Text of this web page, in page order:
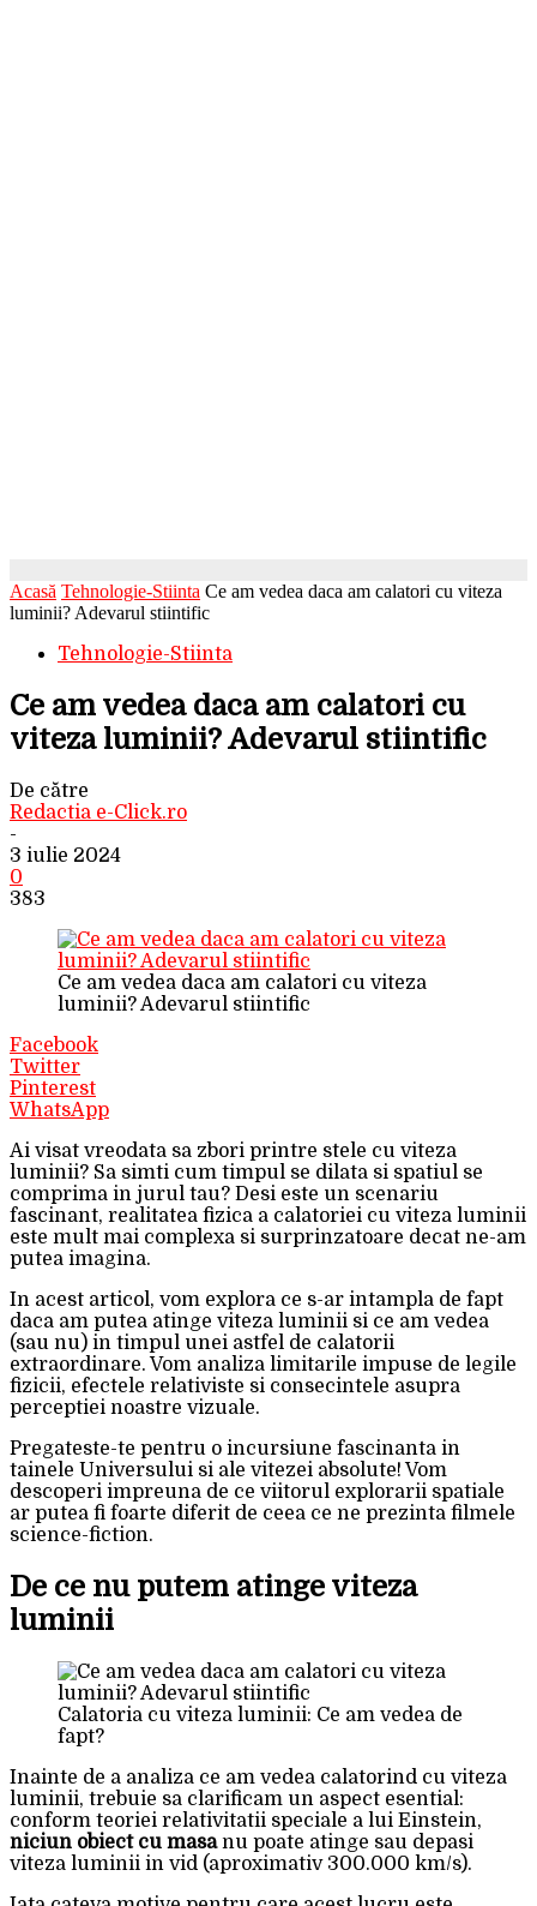
Acasă Tehnologie-Stiinta Ce am vedea daca am calatori cu viteza
luminii? Adevarul stiintific
Tehnologie-Stiinta
Ce am vedea daca am calatori cu
viteza luminii? Adevarul stiintific
De către
Redactia e-Click.ro
-
3 iulie 2024
0
383
Ce am vedea daca am calatori cu viteza
luminii? Adevarul stiintific
Facebook
Twitter
Pinterest
WhatsApp
Ai visat vreodata sa zbori printre stele cu viteza
luminii? Sa simti cum timpul se dilata si spatiul se
comprima in jurul tau? Desi este un scenariu
fascinant, realitatea fizica a calatoriei cu viteza luminii
este mult mai complexa si surprinzatoare decat ne-am
putea imagina.
In acest articol, vom explora ce s-ar intampla de fapt
daca am putea atinge viteza luminii si ce am vedea
(sau nu) in timpul unei astfel de calatorii
extraordinare. Vom analiza limitarile impuse de legile
fizicii, efectele relativiste si consecintele asupra
perceptiei noastre vizuale.
Pregateste-te pentru o incursiune fascinanta in
tainele Universului si ale vitezei absolute! Vom
descoperi impreuna de ce viitorul explorarii spatiale
ar putea fi foarte diferit de ceea ce ne prezinta filmele
science-fiction.
De ce nu putem atinge viteza
luminii
Calatoria cu viteza luminii: Ce am vedea de
fapt?
Inainte de a analiza ce am vedea calatorind cu viteza
luminii, trebuie sa clarificam un aspect esential:
conform teoriei relativitatii speciale a lui Einstein,
niciun obiect cu masanu poate atinge sau depasi
viteza luminii in vid (aproximativ 300.000 km/s).